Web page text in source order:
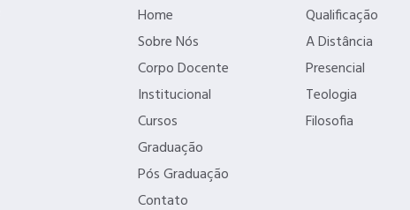
Home
Sobre Nós
Corpo Docente
Institucional
Cursos
Graduação
Pós Graduação
Contato
Qualificação
A Distância
Presencial
Teologia
Filosofia